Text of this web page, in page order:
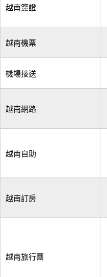
越南簽證
越南機票
機場接送
越南網路
越南自助
越南訂房
越南旅行團